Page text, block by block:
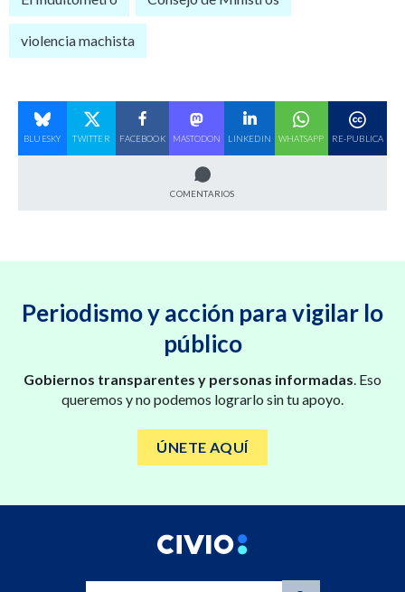
violencia machista
BLUESKY TWITTER FACEBOOK MASTODON LINKEDIN WHATSAPP RE-PUBLICA
COMENTARIOS
Periodismo y acción para vigilar lo
público
Gobiernos transparentes y personas informadas. Eso
queremos y no podemos lograrlo sin tu apoyo.
ÚNETE AQUÍ